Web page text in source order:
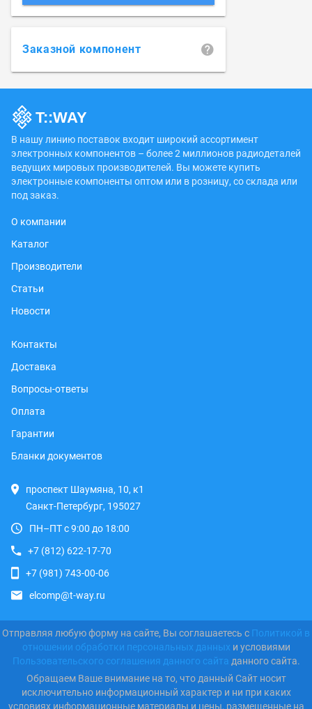
Заказной компонент
В нашу линию поставок входит широкий ассортимент
электронных компонентов – более 2 миллионов радиодеталей
ведущих мировых производителей. Вы можете купить
электронные компоненты оптом или в розницу, со склада или
под заказ.
О компании
Каталог
Производители
Статьи
Новости
Контакты
Доставка
Вопросы-ответы
Оплата
Гарантии
Бланки документов
проспект Шаумяна, 10, к1
Санкт-Петербург, 195027
ПН–ПТ с 9:00 до 18:00
+7 (812) 622-17-70
+7 (981) 743-00-06
elcomp@t-way.ru
Отправляя любую форму на сайте, Вы соглашаетесь с Политикой в
отношении обработки персональных данных и условиями
Пользовательского соглашения данного сайта данного сайта.
Обращаем Ваше внимание на то, что данный Сайт носит
исключительно информационный характер и ни при каких
условиях информационные материалы и цены, размещенные на